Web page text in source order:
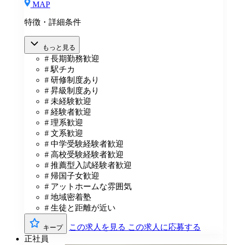
MAP
特徴・詳細条件
もっと見る
# 長期勤務歓迎
# 駅チカ
# 研修制度あり
# 昇級制度あり
# 未経験歓迎
# 経験者歓迎
# 理系歓迎
# 文系歓迎
# 中学受験経験者歓迎
# 高校受験経験者歓迎
# 推薦型入試経験者歓迎
# 帰国子女歓迎
# アットホームな雰囲気
# 地域密着塾
# 生徒と距離が近い
キープ この求人を見る この求人に応募する
正社員